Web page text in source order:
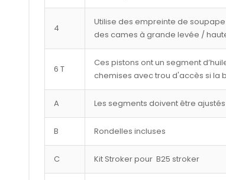
4
Utilise des empreinte de
des cames à grande levée /
6 T
Ces pistons ont un segment
chemises avec trou d'accès si la
A Les segments doivent être
B Rondelles incluses
C Kit Stroker pour B25 stroker